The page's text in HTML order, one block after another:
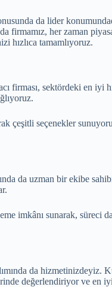
da lider
firmamız, her zaman
hızlıca tamamlıyoruz.
firması, sektördeki en
çeşitli seçenekler
da uzman bir ekibe
imkânı sunarak, süreci
da
değerlendiriyor ve